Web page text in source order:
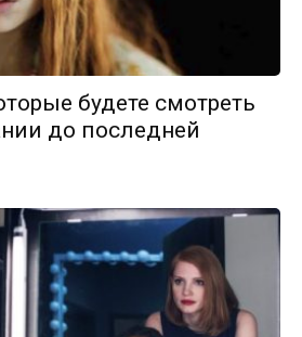
будете смотреть
до последней